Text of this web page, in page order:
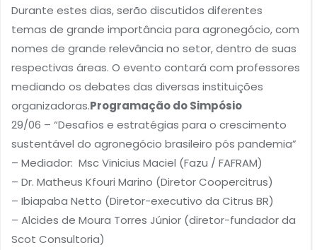
Durante estes dias, serão discutidos diferentes
temas de grande importância para agronegócio, com
nomes de grande relevância no setor, dentro de suas
respectivas áreas. O evento contará com professores
mediando os debates das diversas instituições
organizadoras.Programação do Simpósio
29/06 – “Desafios e estratégias para o crescimento
sustentável do agronegócio brasileiro pós pandemia”
– Mediador: Msc Vinicius Maciel (Fazu / FAFRAM)
– Dr. Matheus Kfouri Marino (Diretor Coopercitrus)
– Ibiapaba Netto (Diretor-executivo da Citrus BR)
– Alcides de Moura Torres Júnior (diretor-fundador da
Scot Consultoria)